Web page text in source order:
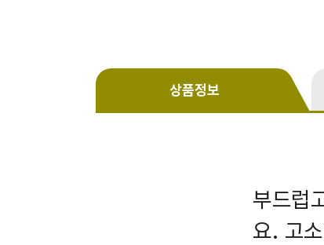
상품정보
부드럽
요. 고